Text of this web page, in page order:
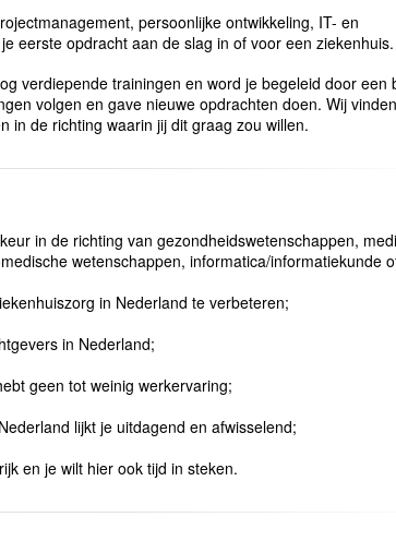
persoonlijke ontwikkeling, IT- en
eerste opdracht aan de slag in of voor een ziekenhuis.
verdiepende trainingen en word je begeleid door een
volgen en gave nieuwe opdrachten doen. Wij
in de richting waarin jij dit graag zou willen.
in de richting van gezondheidswetenschappen,
wetenschappen, informatica/informatiekunde
in Nederland te verbeteren;
in Nederland;
geen tot weinig werkervaring;
lijkt je uitdagend en afwisselend;
en je wilt hier ook tijd in steken.